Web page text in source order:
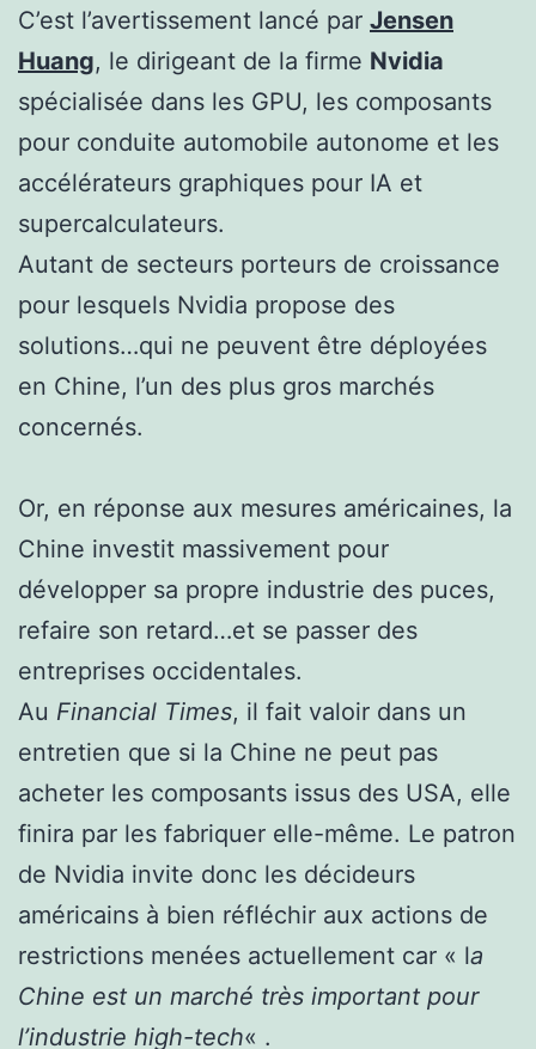
C’est l’avertissement lancé par Jensen
Huang, le dirigeant de la firme Nvidia
spécialisée dans les GPU, les composants
pour conduite automobile autonome et les
accélérateurs graphiques pour IA et
supercalculateurs.
Autant de secteurs porteurs de croissance
pour lesquels Nvidia propose des
solutions…qui ne peuvent être déployées
en Chine, l’un des plus gros marchés
concernés.
Or, en réponse aux mesures américaines, la
Chine investit massivement pour
développer sa propre industrie des puces,
refaire son retard…et se passer des
entreprises occidentales.
Au Financial Times, il fait valoir dans un
entretien que si la Chine ne peut pas
acheter les composants issus des USA, elle
finira par les fabriquer elle-même. Le patron
de Nvidia invite donc les décideurs
américains à bien réfléchir aux actions de
restrictions menées actuellement car « la
Chine est un marché très important pour
l’industrie high-tech« .